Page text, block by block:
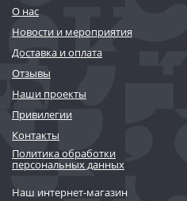
О нас
Новости и мероприятия
Доставка и оплата
Отзывы
Наши проекты
Привилегии
Контакты
Политика обработки
персональных данных
Наш интернет-магазин